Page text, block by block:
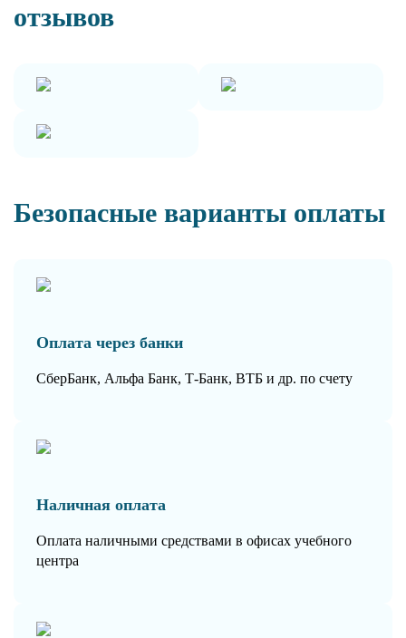
отзывов
Безопасные варианты оплаты
Оплата через банки
СберБанк, Альфа Банк, Т-Банк, ВТБ и др. по счету
Наличная оплата
Оплата наличными средствами в офисах учебного
центра